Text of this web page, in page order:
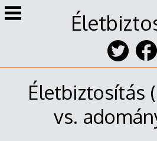
Skip
to
Életbiztosítás
vs.